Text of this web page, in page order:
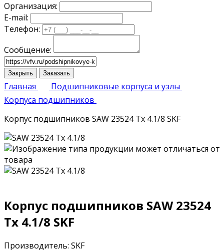
Организация:
E-mail:
Телефон:
Сообщение:
Закрыть Заказать
Главная
Подшипниковые корпуса и узлы
Корпуса подшипников
Корпус подшипников SAW 23524 Tx 4.1/8 SKF
Корпус подшипников SAW 23524
Tx 4.1/8 SKF
Производитель: SKF